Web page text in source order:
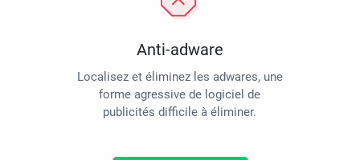
Anti-adware
Localisez et éliminez les adwares, une
forme agressive de logiciel de
publicités difficile à éliminer.